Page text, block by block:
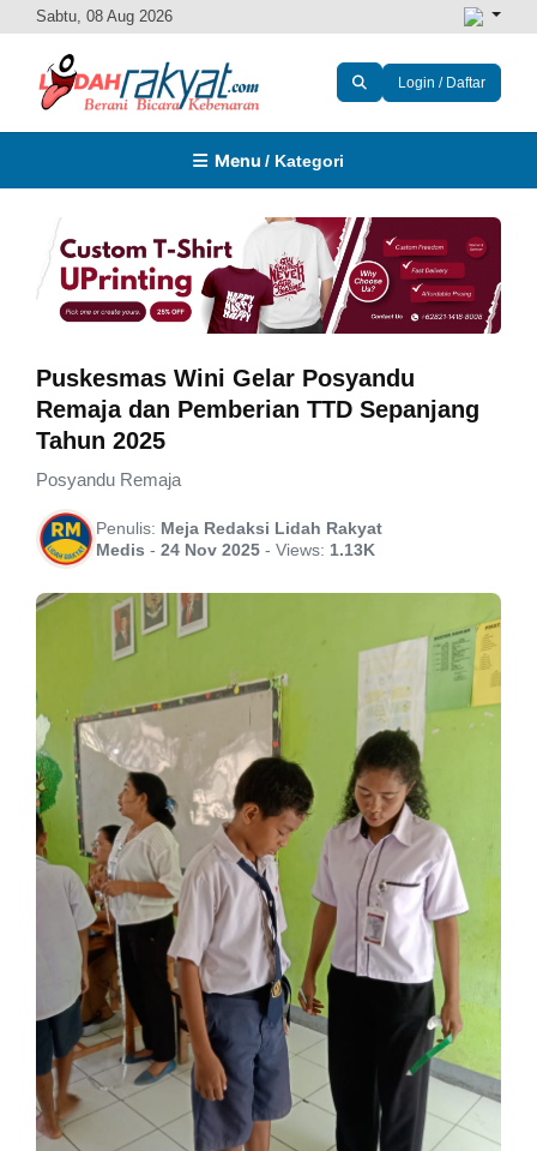
Sabtu, 08 Aug 2026
Login / Daftar
Menu / Kategori
Puskesmas Wini Gelar Posyandu
Remaja dan Pemberian TTD Sepanjang
Tahun 2025
Posyandu Remaja
Penulis: Meja Redaksi Lidah Rakyat
Medis - 24 Nov 2025 - Views: 1.13K